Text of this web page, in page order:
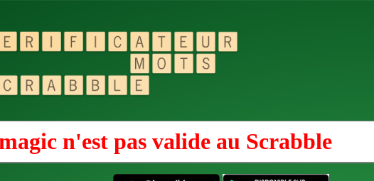
n'est pas valide au Scrabble